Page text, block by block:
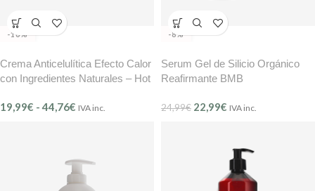
-16%
Crema Anticelulítica Efecto Calor
con Ingredientes Naturales – Hot
19,99€ - 44,76€ IVA inc.
-8%
Serum Gel de Silicio Orgánico
Reafirmante BMB
24,99€ 22,99€ IVA inc.